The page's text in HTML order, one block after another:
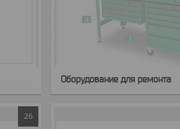
Оборудование для ремонта
26